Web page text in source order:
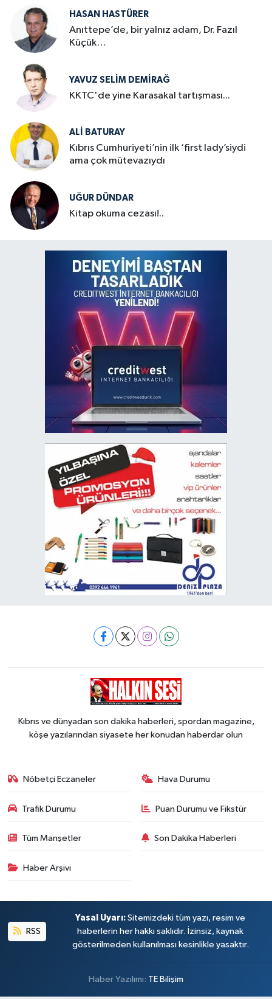
HASAN HASTÜRER
Anıttepe’de, bir yalnız adam, Dr. Fazıl
Küçük…
YAVUZ SELIM DEMIRAĞ
KKTC'de yine Karasakal tartışması...
ALI BATURAY
Kıbrıs Cumhuriyeti’nin ilk ‘first lady’siydi
ama çok mütevazıydı
UĞUR DÜNDAR
Kitap okuma cezası!..
Kıbrıs ve dünyadan son dakika haberleri, spordan magazine,
köşe yazılarından siyasete her konudan haberdar olun
Nöbetçi Eczaneler Hava Durumu
Trafik Durumu Puan Durumu ve Fikstür
Tüm Manşetler Son Dakika Haberleri
Haber Arşivi
RSS
Yasal Uyarı: Sitemizdeki tüm yazı, resim ve
haberlerin her hakkı saklıdır. İzinsiz, kaynak
gösterilmeden kullanılması kesinlikle yasaktır.
Haber Yazılımı: TE Bilişim